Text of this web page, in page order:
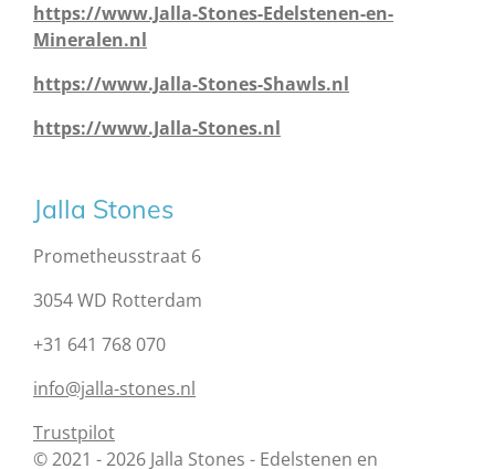
https://www.Jalla-Stones-Edelstenen-en-
Mineralen.nl
https://www.Jalla-Stones-Shawls.nl
https://www.Jalla-Stones.nl
Jalla Stones
Prometheusstraat 6
3054 WD Rotterdam
+31 641 768 070
info@jalla-stones.nl
Trustpilot
© 2021 - 2026 Jalla Stones - Edelstenen en